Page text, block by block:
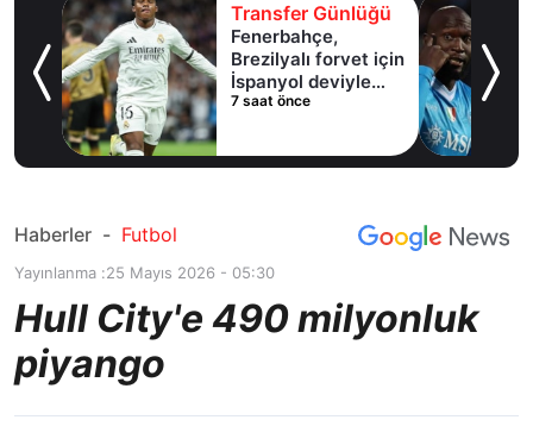
Transfer Günlüğü
Fenerbahçe,
Brezilyalı forvet için
İspanyol deviyle
masaya oturdu!
7 saat önce
Haberler - Futbol
Yayınlanma :25 Mayıs 2026 - 05:30
Hull City'e 490 milyonluk
piyango